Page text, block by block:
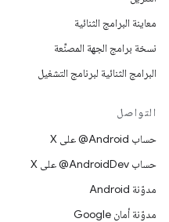
معاينة البرامج الثنائية
نسخة برامج الجهة المصنِّعة
البرامج الثنائية لبرنامج التشغيل
التواصل
حساب ‎@Android على X
حساب ‎@AndroidDev على X
مدوّنة Android
مدوّنة أمان Google